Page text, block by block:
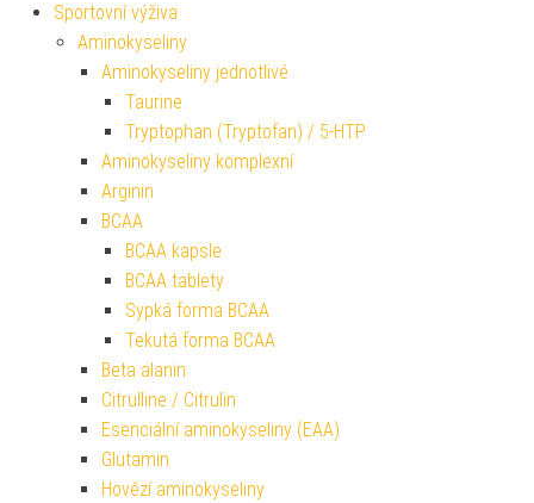
Sportovní výživa
Aminokyseliny
Aminokyseliny jednotlivé
Taurine
Tryptophan (Tryptofan) / 5-HTP
Aminokyseliny komplexní
Arginin
BCAA
BCAA kapsle
BCAA tablety
Sypká forma BCAA
Tekutá forma BCAA
Beta alanin
Citrulline / Citrulin
Esenciální aminokyseliny (EAA)
Glutamin
Hovězí aminokyseliny